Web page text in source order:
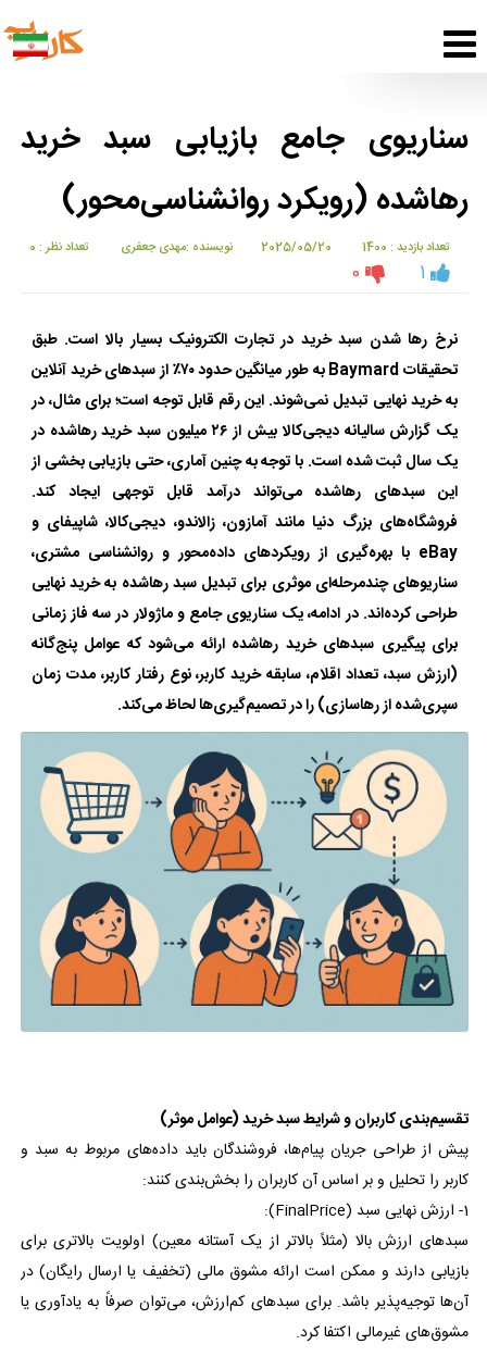
سناریوی جامع بازیابی سبد خرید
رها‌شده (رویکرد روانشناسی‌محور)
تعداد بازدید : 1400 2025/05/20 نویسنده :مهدی جعفری تعداد نظر : 0
1
0
نرخ رها شدن سبد خرید در تجارت الکترونیک بسیار بالا است. طبق
تحقیقات Baymard به طور میانگین حدود ۷۰٪ از سبدهای خرید آنلاین
به خرید نهایی تبدیل نمی‌شوند. این رقم قابل توجه است؛ برای مثال، در
یک گزارش سالیانه دیجی‌کالا بیش از ۲۶ میلیون سبد خرید رها‌شده در
یک سال ثبت شده است. با توجه به چنین آماری، حتی بازیابی بخشی از
این سبدهای رها‌شده می‌تواند درآمد قابل توجهی ایجاد کند.
فروشگاه‌های بزرگ دنیا مانند آمازون، زالاندو، دیجی‌کالا، شاپیفای و
eBay با بهره‌گیری از رویکردهای داده‌محور و روانشناسی مشتری،
سناریوهای چندمرحله‌ای موثری برای تبدیل سبد رها‌شده به خرید نهایی
طراحی کرده‌اند. در ادامه، یک سناریوی جامع و ماژولار در سه فاز زمانی
برای پیگیری سبدهای خرید رها‌شده ارائه می‌شود که عوامل پنج‌گانه
(ارزش سبد، تعداد اقلام، سابقه خرید کاربر، نوع رفتار کاربر، مدت زمان
سپری‌شده از رهاسازی) را در تصمیم‌گیری‌ها لحاظ می‌کند.
تقسیم‌بندی کاربران و شرایط سبد خرید (عوامل موثر)
پیش از طراحی جریان پیام‌ها، فروشندگان باید داده‌های مربوط به سبد و
کاربر را تحلیل و بر اساس آن کاربران را بخش‌بندی کنند:
1- ارزش نهایی سبد (FinalPrice):
سبدهای ارزش بالا (مثلاً بالاتر از یک آستانه معین) اولویت بالاتری برای
بازیابی دارند و ممکن است ارائه مشوق مالی (تخفیف یا ارسال رایگان) در
آن‌ها توجیه‌پذیر باشد. برای سبدهای کم‌ارزش، می‌توان صرفاً به یادآوری یا
مشوق‌های غیرمالی اکتفا کرد.